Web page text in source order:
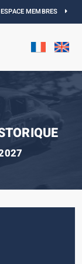
:LES DATES SONT
ESPACE MEMBRES